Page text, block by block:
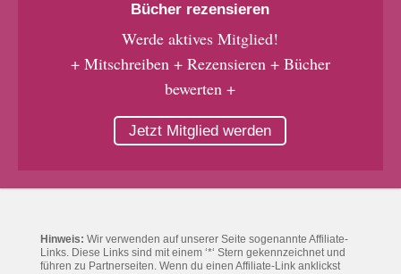
Bücher rezensieren
Werde aktives Mitglied!
+ Mitschreiben + Rezensieren + Bücher
bewerten +
Jetzt Mitglied werden
Hinweis: Wir verwenden auf unserer Seite sogenannte Affiliate-
Links. Diese Links sind mit einem ‘*‘ Stern gekennzeichnet und
führen zu Partnerseiten. Wenn du einen Affiliate-Link anklickst